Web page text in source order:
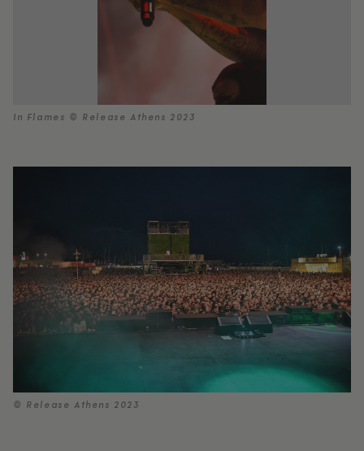
In Flames © Release Athens 2023
© Release Athens 2023